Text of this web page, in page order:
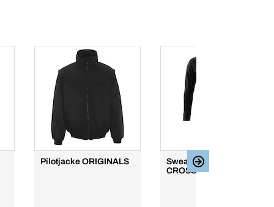
Pilotjacke ORIGINALS
Sweatshirt
CROSSOVER